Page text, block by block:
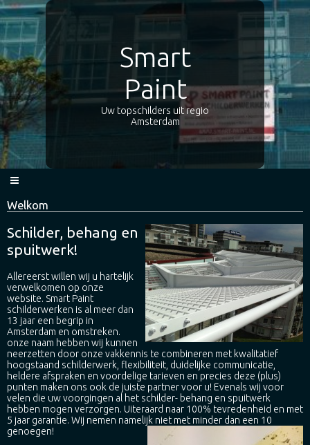
Smart
Paint
Uw topschilders uit regio
Amsterdam
Welkom
Schilder, behang en
spuitwerk!
Allereerst willen wij u hartelijk
verwelkomen op onze
website. Smart Paint
schilderwerken is al meer dan
13 jaar een begrip in
Amsterdam en omstreken.
onze naam hebben wij kunnen
neerzetten door onze vakkennis te combineren met kwalitatief
hoogstaand schilderwerk, flexibiliteit, duidelijke communicatie,
heldere afspraken en voordelige tarieven en precies deze (plus)
punten maken ons ook de juiste partner voor u! Evenals wij voor
velen die uw voorgingen al het schilder- behang en spuitwerk
hebben mogen verzorgen. Uiteraard naar 100% tevredenheid en met
5 jaar garantie. Wij nemen namelijk niet met minder dan een 10
genoegen!